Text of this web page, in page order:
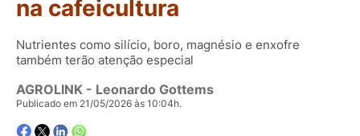
na cafeicultura
Nutrientes como silício, boro, magnésio e enxofre
também terão atenção especial
AGROLINK - Leonardo Gottems
Publicado em 21/05/2026 às 10:04h.